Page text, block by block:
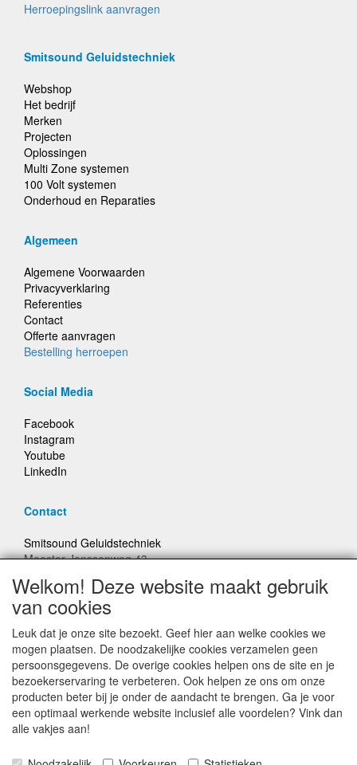
Herroepingslink aanvragen
Smitsound Geluidstechniek
Webshop
Het bedrijf
Merken
Projecten
Oplossingen
Multi Zone systemen
100 Volt systemen
Onderhoud en Reparaties
Algemeen
Algemene Voorwaarden
Privacyverklaring
Referenties
Contact
Offerte aanvragen
Bestelling herroepen
Social Media
Facebook
Instagram
Youtube
LinkedIn
Contact
Smitsound Geluidstechniek
Meester Janssenweg 43
E-mail: info@smitsound.nl
Telefoon: +31-(0)6-22256322
Bestellingen binnen Nederland, ongeacht gewicht, verstuurd
voor € 6,95
Prijzen inclusief 21% BTW, tenzij anders vermeldt
Welkom! Deze website maakt gebruik
van cookies
Leuk dat je onze site bezoekt. Geef hier aan welke cookies we
mogen plaatsen. De noodzakelijke cookies verzamelen geen
persoonsgegevens. De overige cookies helpen ons de site en je
bezoekerservaring te verbeteren. Ook helpen ze ons om onze
producten beter bij je onder de aandacht te brengen. Ga je voor
een optimaal werkende website inclusief alle voordelen? Vink dan
alle vakjes aan!